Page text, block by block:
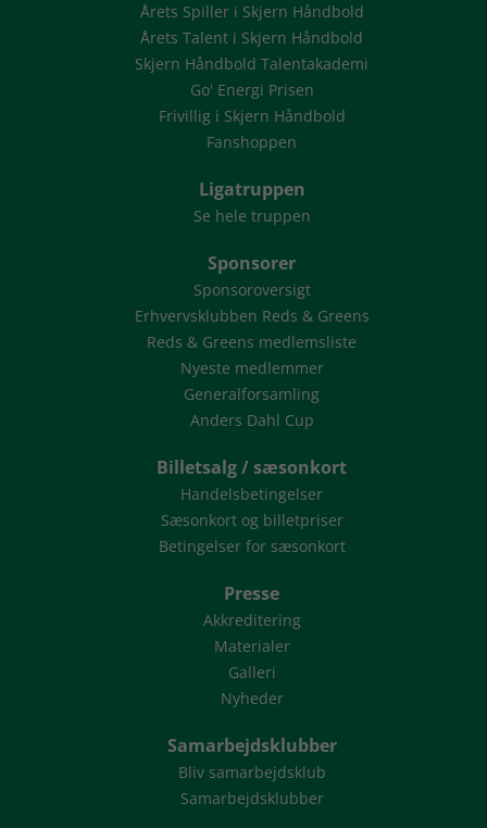
Årets Spiller i Skjern Håndbold
Årets Talent i Skjern Håndbold
Skjern Håndbold Talentakademi
Go' Energi Prisen
Frivillig i Skjern Håndbold
Fanshoppen
Ligatruppen
Se hele truppen
Sponsorer
Sponsoroversigt
Erhvervsklubben Reds & Greens
Reds & Greens medlemsliste
Nyeste medlemmer
Generalforsamling
Anders Dahl Cup
Billetsalg / sæsonkort
Handelsbetingelser
Sæsonkort og billetpriser
Betingelser for sæsonkort
Presse
Akkreditering
Materialer
Galleri
Nyheder
Samarbejdsklubber
Bliv samarbejdsklub
Samarbejdsklubber